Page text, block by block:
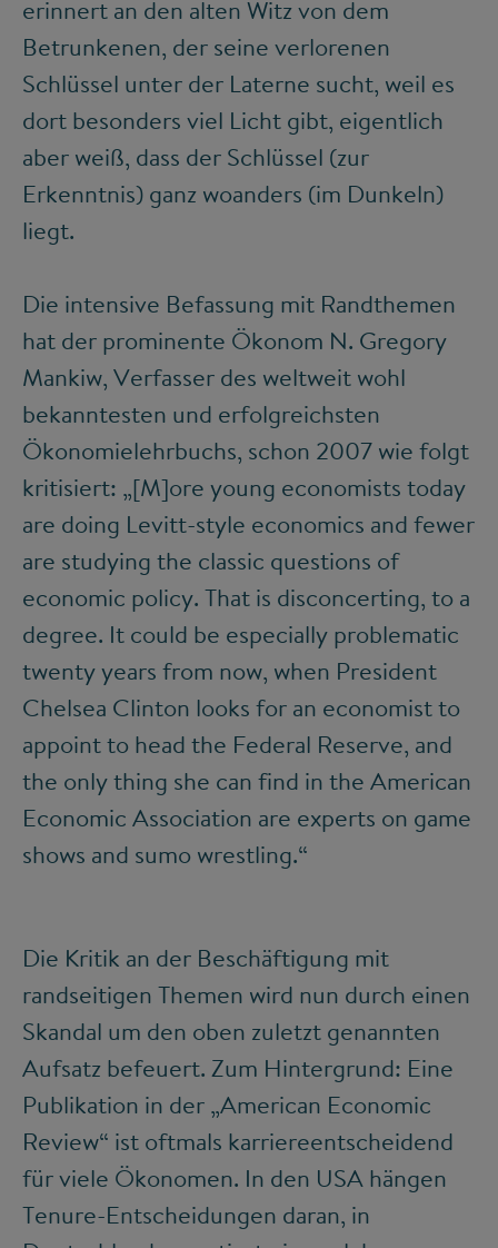
erinnert an den alten Witz von dem
Betrunkenen, der seine verlorenen
Schlüssel unter der Laterne sucht, weil es
dort besonders viel Licht gibt, eigentlich
aber weiß, dass der Schlüssel (zur
Erkenntnis) ganz woanders (im Dunkeln)
liegt.
Die intensive Befassung mit Randthemen
hat der prominente Ökonom N. Gregory
Mankiw, Verfasser des weltweit wohl
bekanntesten und erfolgreichsten
Ökonomielehrbuchs, schon 2007 wie folgt
kritisiert: „[M]ore young economists today
are doing Levitt-style economics and fewer
are studying the classic questions of
economic policy. That is disconcerting, to a
degree. It could be especially problematic
twenty years from now, when President
Chelsea Clinton looks for an economist to
appoint to head the Federal Reserve, and
the only thing she can find in the American
Economic Association are experts on game
shows and sumo wrestling.“
Die Kritik an der Beschäftigung mit
randseitigen Themen wird nun durch einen
Skandal um den oben zuletzt genannten
Aufsatz befeuert. Zum Hintergrund: Eine
Publikation in der „American Economic
Review“ ist oftmals karriereentscheidend
für viele Ökonomen. In den USA hängen
Tenure-Entscheidungen daran, in